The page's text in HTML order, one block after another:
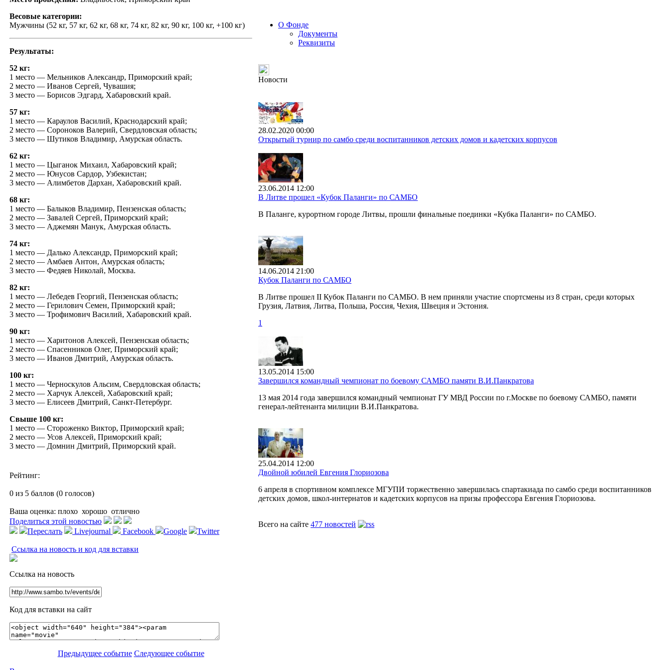
Весовые категории:
Мужчины (52 кг, 57 кг, 62 кг, 68 кг, 74 кг, 82 кг, 90 кг, 100 кг, +100 кг)
Результаты:
52 кг:
1 место — Мельников Александр, Приморский край;
2 место — Иванов Сергей, Чувашия;
3 место — Борисов Эдгард, Хабаровский край.
57 кг:
1 место — Караулов Василий, Краснодарский край;
2 место — Сороноков Валерий, Свердловская область;
3 место — Шутиков Владимир, Амурская область.
62 кг:
1 место — Цыганок Михаил, Хабаровский край;
2 место — Юнусов Сардор, Узбекистан;
3 место — Алимбетов Дархан, Хабаровский край.
68 кг:
1 место — Балыков Владимир, Пензенская область;
2 место — Завалей Сергей, Приморский край;
3 место — Аджемян Манук, Амурская область.
74 кг:
1 место — Далько Александр, Приморский край;
2 место — Амбаев Антон, Амурская область;
3 место — Федяев Николай, Москва.
82 кг:
1 место — Лебедев Георгий, Пензенская область;
2 место — Герилович Семен, Приморский край;
3 место — Трофимович Василий, Хабаровский край.
90 кг:
1 место — Харитонов Алексей, Пензенская область;
2 место — Спасенников Олег, Приморский край;
3 место — Иванов Дмитрий, Амурская область.
100 кг:
1 место — Черноскулов Альсим, Свердловская область;
2 место — Харчук Алексей, Хабаровский край;
3 место — Елисеев Дмитрий, Санкт-Петербург.
Свыше 100 кг:
1 место — Стороженко Виктор, Приморский край;
2 место — Усов Алексей, Приморский край;
3 место — Домнин Дмитрий, Приморский край.
Рейтинг:
0 из 5 баллов (0 голосов)
Ваша оценка: плохо хорошо отлично
Поделиться этой новостью
Переслать
Livejournal Facebook Google Twitter
Ссылка на новость и код для вставки
Ссылка на новость
Код для вставки на сайт
Предыдущее событие Следующее событие
О Фонде
Документы
Реквизиты
Новости
28.02.2020 00:00
Открытый турнир по самбо среди воспитанников детских домов и кадетских корпусов
23.06.2014 12:00
В Литве прошел «Кубок Паланги» по САМБО
В Паланге, курортном городе Литвы, прошли финальные поединки «Кубка Паланги» по САМБО.
14.06.2014 21:00
Кубок Паланги по САМБО
В Литве прошел II Кубок Паланги по САМБО. В нем приняли участие спортсмены из 8 стран, среди которых
Грузия, Латвия, Литва, Польша, Россия, Чехия, Швеция и Эстония.
1
13.05.2014 15:00
Завершился командный чемпионат по боевому САМБО памяти В.И.Панкратова
13 мая 2014 года завершился командный чемпионат ГУ МВД России по г.Москве по боевому САМБО, памяти
генерал-лейтенанта милиции В.И.Панкратова.
25.04.2014 12:00
Двойной юбилей Евгения Глориозова
6 апреля в спортивном комплексе МГУПИ торжественно завершилась спартакиада по самбо среди воспитанников
детских домов, школ-интернатов и кадетских корпусов на призы профессора Евгения Глориозова.
Всего на сайте 477 новостей